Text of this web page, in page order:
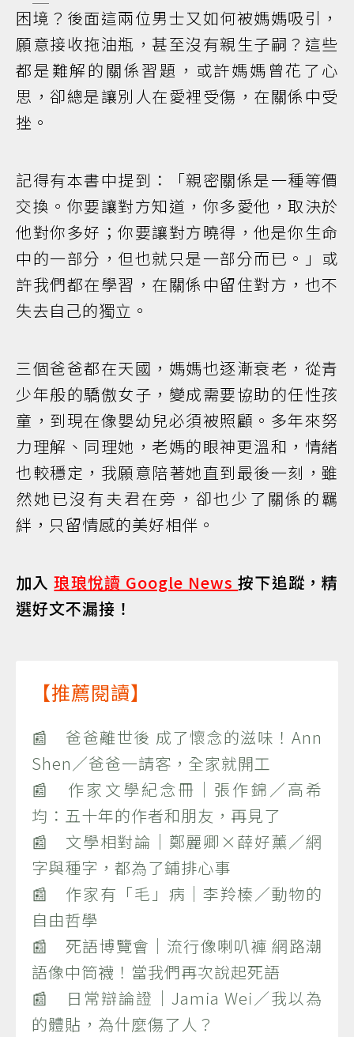
困境？後面這兩位男士又如何被媽媽吸引，
願意接收拖油瓶，甚至沒有親生子嗣？這些
都是難解的關係習題，或許媽媽曾花了心
思，卻總是讓別人在愛裡受傷，在關係中受
挫。
記得有本書中提到：「親密關係是一種等價
交換。你要讓對方知道，你多愛他，取決於
他對你多好；你要讓對方曉得，他是你生命
中的一部分，但也就只是一部分而已。」或
許我們都在學習，在關係中留住對方，也不
失去自己的獨立。
三個爸爸都在天國，媽媽也逐漸衰老，從青
少年般的驕傲女子，變成需要協助的任性孩
童，到現在像嬰幼兒必須被照顧。多年來努
力理解、同理她，老媽的眼神更溫和，情緒
也較穩定，我願意陪著她直到最後一刻，雖
然她已沒有夫君在旁，卻也少了關係的羈
絆，只留情感的美好相伴。
加入琅琅悅讀 Google News按下追蹤，精
選好文不漏接！
【推薦閱讀】
📰 爸爸離世後 成了懷念的滋味！Ann
Shen／爸爸一請客，全家就開工
📰 作家文學紀念冊｜張作錦／高希
均：五十年的作者和朋友，再見了
📰 文學相對論｜鄭麗卿×薛好薰／網
字與種字，都為了鋪排心事
📰 作家有「毛」病｜李羚榛／動物的
自由哲學
📰 死語博覽會｜流行像喇叭褲 網路潮
語像中筒襪！當我們再次說起死語
📰 日常辯論證｜Jamia Wei／我以為
的體貼，為什麼傷了人？